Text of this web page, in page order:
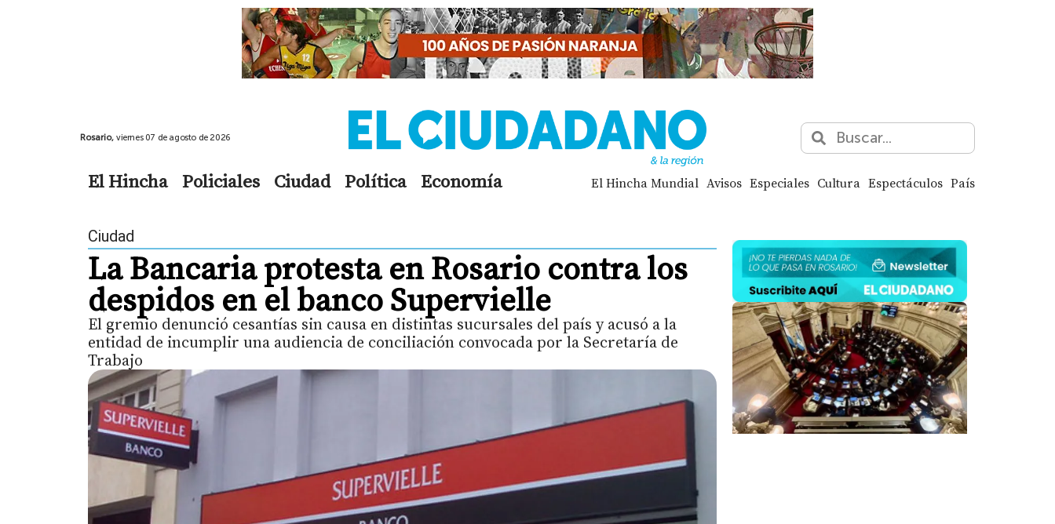
Rosario, viernes 07 de agosto de 2026
El Hincha Policiales Ciudad Política Economía El Hincha Mundial Avisos Especiales Cultura Espectáculos País
Ciudad
La Bancaria protesta en Rosario contra los
despidos en el banco Supervielle
El gremio denunció cesantías sin causa en distintas sucursales del país y acusó a la
entidad de incumplir una audiencia de conciliación convocada por la Secretaría de
Trabajo